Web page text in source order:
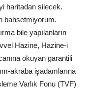
haritadan silecek.
bahsetmiyorum.
bile yapılanların
Hazine, Hazine-i
okuyan garantili
akraba işadamlarına
Varlık Fonu (TVF)